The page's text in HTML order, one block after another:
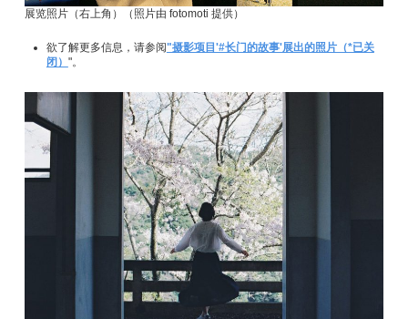
展览照片（右上角）（照片由 fotomoti 提供）
欲了解更多信息，请参阅"摄影项目'#长门的故事'展出的照片（*已关
闭） "。